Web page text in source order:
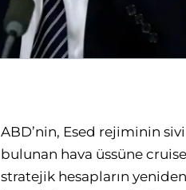
ABD’nin, Esed rejiminin
bulunan hava üssüne
stratejik hesapların